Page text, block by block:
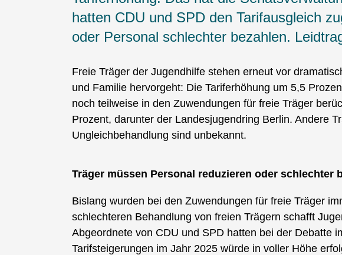
hatten CDU und SPD den Tarifausgleich
oder Personal schlechter bezahlen.
Freie Träger der Jugendhilfe stehen erneut vor
und Familie hervorgeht: Die Tariferhöhung um 5,5
noch teilweise in den Zuwendungen für freie Träger
Prozent, darunter der Landesjugendring Berlin. Andere
Ungleichbehandlung sind unbekannt.
Träger müssen Personal reduzieren oder schlechter
Bislang wurden bei den Zuwendungen für freie Träger
schlechteren Behandlung von freien Trägern schafft
Abgeordnete von CDU und SPD hatten bei der Debatte
Tarifsteigerungen im Jahr 2025 würde in voller Höhe